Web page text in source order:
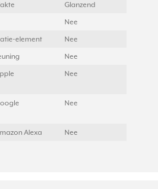
Glanzend
Nee
element Nee
Nee
Nee
Nee
Alexa Nee